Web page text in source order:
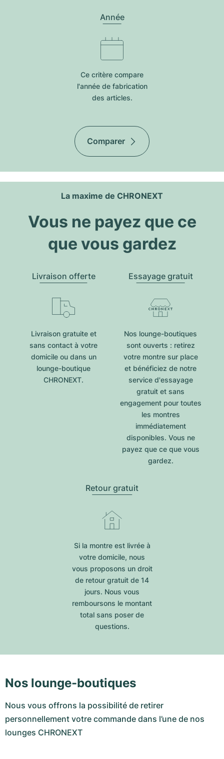
Année
Ce critère compare
l'année de fabrication
des articles.
Comparer
La maxime de CHRONEXT
Vous ne payez que ce
que vous gardez
Livraison offerte
Livraison gratuite et
sans contact à votre
domicile ou dans un
lounge-boutique
CHRONEXT.
Essayage gratuit
Nos lounge-boutiques
sont ouverts : retirez
votre montre sur place
et bénéficiez de notre
service d'essayage
gratuit et sans
engagement pour toutes
les montres
immédiatement
disponibles. Vous ne
payez que ce que vous
gardez.
Retour gratuit
Si la montre est livrée à
votre domicile, nous
vous proposons un droit
de retour gratuit de 14
jours. Nous vous
remboursons le montant
total sans poser de
questions.
Nos lounge-boutiques
Nous vous offrons la possibilité de retirer
personnellement votre commande dans l’une de nos
lounges CHRONEXT